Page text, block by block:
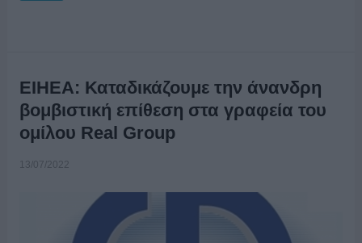
ΕΙΗΕΑ: Καταδικάζουμε την άνανδρη
βομβιστική επίθεση στα γραφεία του
ομίλου Real Group
13/07/2022